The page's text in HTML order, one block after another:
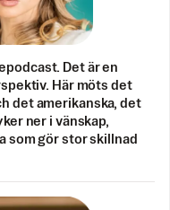
Det är en
Här möts det
det amerikanska, det
ner i vänskap,
som gör stor skillnad